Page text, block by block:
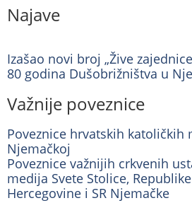
Najave
Izašao novi broj „Žive
80 godina Dušobrižništva u
Važnije poveznice
Poveznice hrvatskih katoličkih
Njemačkoj
Poveznice važnijih crkvenih
medija Svete Stolice,
Hercegovine i SR Njemačke